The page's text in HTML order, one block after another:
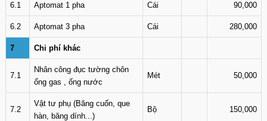
6.1 Aptomat 1 pha Cái 90,000
6.2 Aptomat 3 pha Cái 280,000
7 Chi phí khác
7.1
Nhân công đục tường chôn
ống gas , ống nước
Mét 50,000
7.2
Vật tư phụ (Băng cuốn, que
hàn, băng dính...)
Bộ 150,000